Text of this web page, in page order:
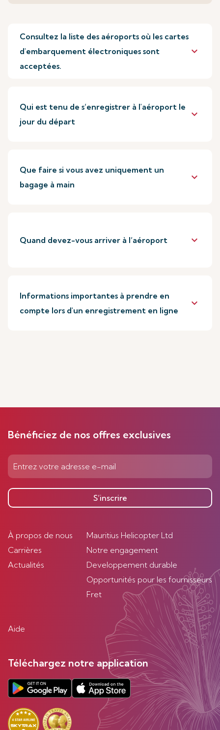
Consultez la liste des aéroports où les cartes
d'embarquement électroniques sont
acceptées.
keyboard_arrow_down
Qui est tenu de s’enregistrer à l'aéroport le
jour du départ
keyboard_arrow_down
Que faire si vous avez uniquement un
bagage à main
keyboard_arrow_down
Quand devez-vous arriver à l’aéroport keyboard_arrow_down
Informations importantes à prendre en
compte lors d'un enregistrement en ligne
keyboard_arrow_down
Bénéficiez de nos offres exclusives
S’inscrire
À propos de nous
Carrières
Actualités
Mauritius Helicopter Ltd
Notre engagement
Developpement durable
Opportunités pour les fournisseurs
Fret
Aide
Téléchargez notre application